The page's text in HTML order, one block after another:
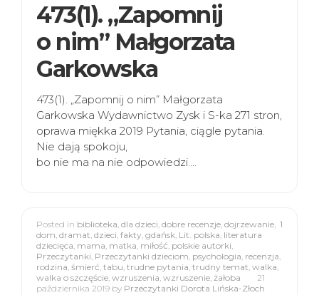
473(1). „Zapomnij
o nim” Małgorzata
Garkowska
473(1). „Zapomnij o nim” Małgorzata
Garkowska Wydawnictwo Zysk i S-ka 271 stron,
oprawa miękka 2019 Pytania, ciągle pytania.
Nie dają spokoju,
bo nie ma na nie odpowiedzi.…
1
Posted in biblioteka, dla dzieci, dobre recenzje, dojrzewanie,
dom, dramat, dzieci, fakty, gdańsk, Lit. polska, literatura
dziecięca, mama, matka, miłość, polskie autorki,
Przeczytanki, Przeczytanki dzieciom, psychologia, recenzja,
rodzina, śmierć, tabu, trudne pytania, trudny temat, walka,
walka o szczęście, wzruszenia, wzruszenie, żałoba
21
października 2019 by Przeczytanki Dorota Lińska-Złoch